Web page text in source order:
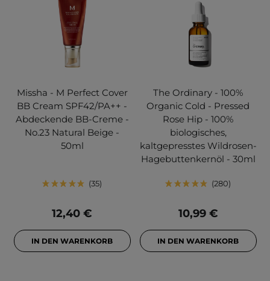
Missha - M Perfect Cover
BB Cream SPF42/PA++ -
Abdeckende BB-Creme -
No.23 Natural Beige -
50ml
35
12,40 €
IN DEN WARENKORB
The Ordinary - 100%
Organic Cold - Pressed
Rose Hip - 100%
biologisches,
kaltgepresstes Wildrosen-
Hagebuttenkernöl - 30ml
280
10,99 €
IN DEN WARENKORB